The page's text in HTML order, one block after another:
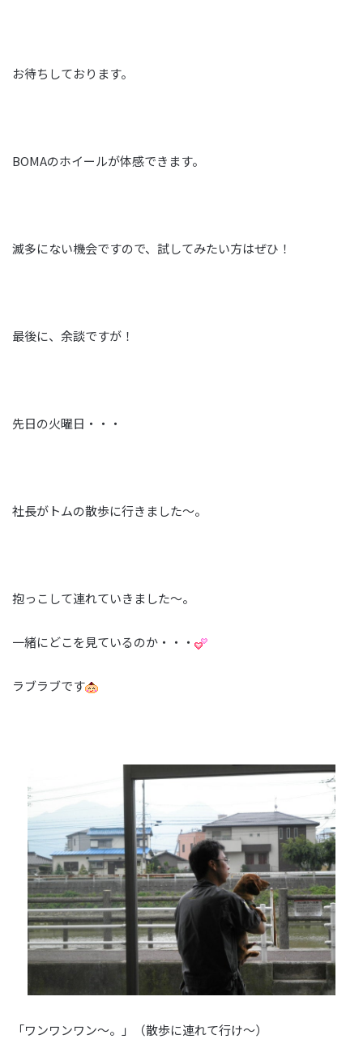
お待ちしております。
BOMAのホイールが体感できます。
滅多にない機会ですので、試してみたい方はぜひ！
最後に、余談ですが！
先日の火曜日・・・
社長がトムの散歩に行きました～。
抱っこして連れていきました～。
一緒にどこを見ているのか・・・
ラブラブです
「ワンワンワン～。」（散歩に連れて行け～）